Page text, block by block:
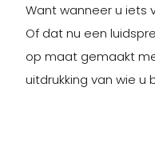
Want wanneer u iets
Of dat nu een
op maat gemaakt
uitdrukking van wie u